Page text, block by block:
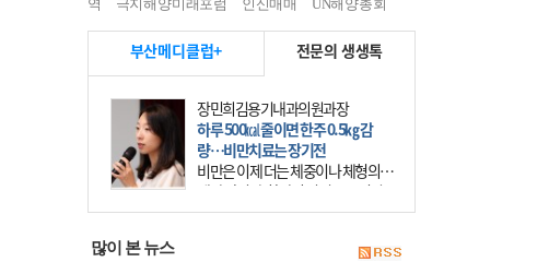
역
극지해양미래포럼 인신매매 UN해양총회
부산메디클럽+ 전문의 생생톡
이유림 광도한의원 원장
목 통증, 침·뜸·추나 같이 하면 효과
적
휴대전화가 우리의 일상에 들어온 지
20년이 넘었다. 요즘에는 사람들 대
부분 스마트폰이라는 작은 기계를 한
많이 본 뉴스